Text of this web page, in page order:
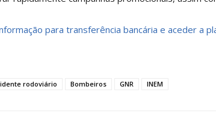
para transferência bancária e aceder a
rodoviário Bombeiros GNR INEM